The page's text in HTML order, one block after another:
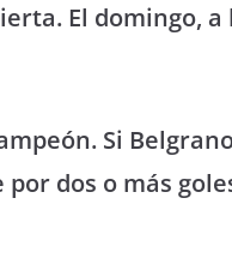
El domingo, a
Si
dos o más